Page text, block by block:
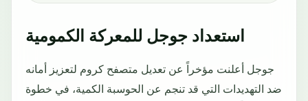
استعداد جوجل للمعركة الكمومية
جوجل أعلنت مؤخراً عن تعديل متصفح كروم لتعزيز أمانه
ضد التهديدات التي قد تنجم عن الحوسبة الكمية، في خطوة